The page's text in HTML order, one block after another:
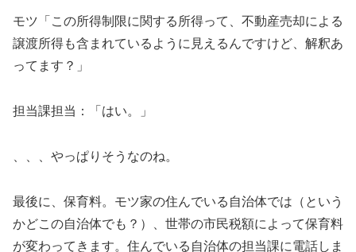
モツ「この所得制限に関する所得って、不動産売却による
譲渡所得も含まれているように見えるんですけど、解釈あ
ってます？」
担当課担当：「はい。」
、、、やっぱりそうなのね。
最後に、保育料。モツ家の住んでいる自治体では（という
かどこの自治体でも？）、世帯の市民税額によって保育料
が変わってきます。住んでいる自治体の担当課に電話しま